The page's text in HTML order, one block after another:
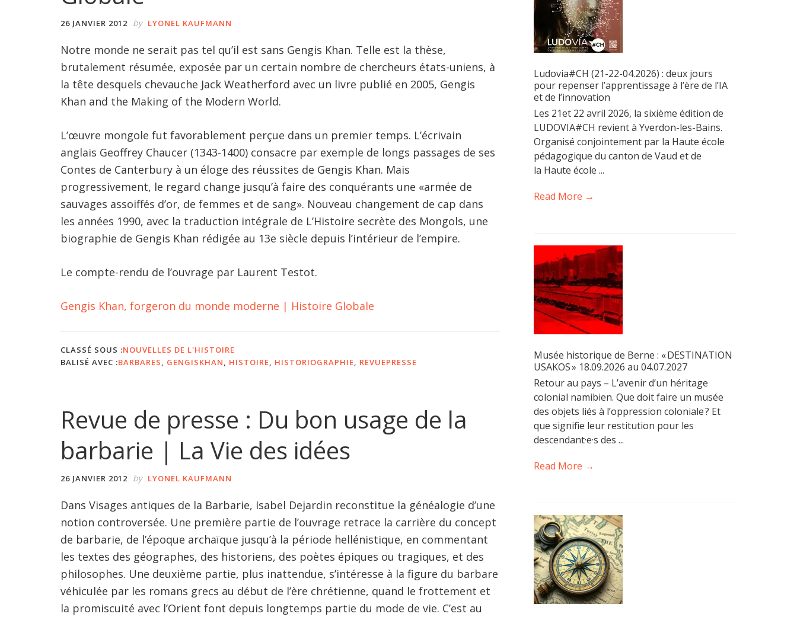
26 JANVIER 2012 by LYONEL KAUFMANN
Notre monde ne serait pas tel qu’il est sans Gengis Khan. Telle est la thèse,
brutalement résumée, exposée par un certain nombre de chercheurs états-uniens, à
la tête desquels chevauche Jack Weatherford avec un livre publié en 2005, Gengis
Khan and the Making of the Modern World.
L’œuvre mongole fut favorablement perçue dans un premier temps. L’écrivain
anglais Geoffrey Chaucer (1343-1400) consacre par exemple de longs passages de ses
Contes de Canterbury à un éloge des réussites de Gengis Khan. Mais
progressivement, le regard change jusqu’à faire des conquérants une «armée de
sauvages assoiffés d’or, de femmes et de sang». Nouveau changement de cap dans
les années 1990, avec la traduction intégrale de L’Histoire secrète des Mongols, une
biographie de Gengis Khan rédigée au 13e siècle depuis l’intérieur de l’empire.
Le compte-rendu de l’ouvrage par Laurent Testot.
Gengis Khan, forgeron du monde moderne | Histoire Globale
CLASSÉ SOUS :NOUVELLES DE L'HISTOIRE
BALISÉ AVEC :BARBARES GENGISKHAN HISTOIRE HISTORIOGRAPHIE REVUEPRESSE
Revue de presse : Du bon usage de la
barbarie | La Vie des idées
26 JANVIER 2012 by LYONEL KAUFMANN
Dans Visages antiques de la Barbarie, Isabel Dejardin reconstitue la généalogie d’une
notion controversée. Une première partie de l’ouvrage retrace la carrière du concept
de barbarie, de l’époque archaïque jusqu’à la période hellénistique, en commentant
les textes des géographes, des historiens, des poètes épiques ou tragiques, et des
philosophes. Une deuxième partie, plus inattendue, s’intéresse à la figure du barbare
véhiculée par les romans grecs au début de l’ère chrétienne, quand le frottement et
la promiscuité avec l’Orient font depuis longtemps partie du mode de vie. C’est au
Ludovia#CH (21-22-04.2026) : deux jours
pour repenser l’apprentissage à l’ère de l’IA
et de l’innovation
Les 21et 22 avril 2026, la sixième édition de
LUDOVIA#CH revient à Yverdon-les-Bains.
Organisé conjointement par la Haute école
pédagogique du canton de Vaud et de
la Haute école ...
Read More →
Musée historique de Berne : « DESTINATION
USAKOS » 18.09.2026 au 04.07.2027
Retour au pays – L’avenir d’un héritage
colonial namibien. Que doit faire un musée
des objets liés à l’oppression coloniale ? Et
que signifie leur restitution pour les
descendant·e·s des ...
Read More →